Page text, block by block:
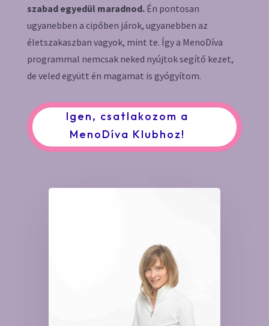
szabad egyedül maradnod.Én pontosan
ugyanebben a cipőben járok, ugyanebben az
életszakaszban vagyok, mint te. Így a MenoDíva
programmal nemcsak neked nyújtok segítő kezet,
de veled együtt én magamat is gyógyítom.
Igen, csatlakozom a
MenoDíva Klubhoz!